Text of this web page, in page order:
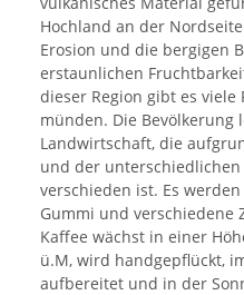
Hochland an der
Erosion und die bergigen
erstaunlichen
dieser Region gibt es viele
münden. Die
Landwirtschaft, die
und der
verschieden ist. Es
Gummi und verschiedene
Kaffee wächst in einer
ü.M, wird handgepflückt,
aufbereitet und in der